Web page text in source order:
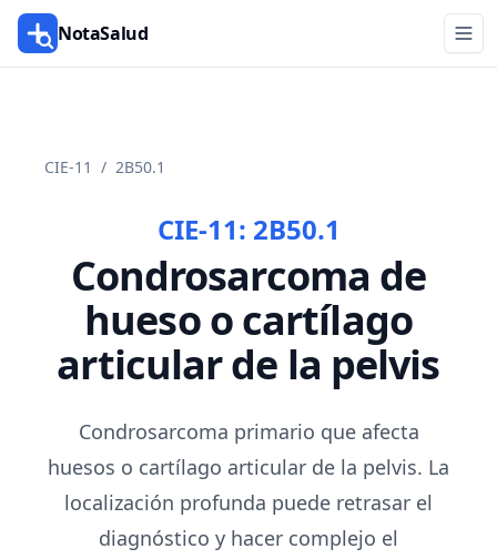
NotaSalud
CIE-11 / 2B50.1
CIE-11: 2B50.1
Condrosarcoma de
hueso o cartílago
articular de la pelvis
Condrosarcoma primario que afecta
huesos o cartílago articular de la pelvis. La
localización profunda puede retrasar el
diagnóstico y hacer complejo el